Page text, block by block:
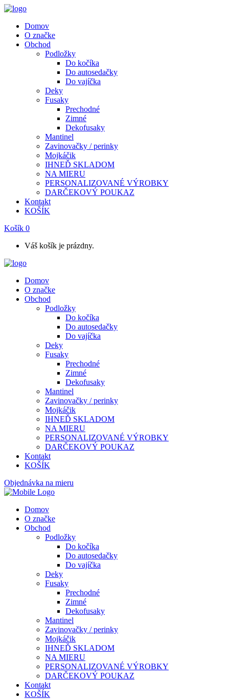
Domov
O značke
Obchod
Podložky
Do kočíka
Do autosedačky
Do vajíčka
Deky
Fusaky
Prechodné
Zimné
Dekofusaky
Mantinel
Zavinovačky / perinky
Mojkáčik
IHNEĎ SKLADOM
NA MIERU
PERSONALIZOVANÉ VÝROBKY
DARČEKOVÝ POUKAZ
Kontakt
KOŠÍK
Košík 0
Váš košík je prázdny.
Domov
O značke
Obchod
Podložky
Do kočíka
Do autosedačky
Do vajíčka
Deky
Fusaky
Prechodné
Zimné
Dekofusaky
Mantinel
Zavinovačky / perinky
Mojkáčik
IHNEĎ SKLADOM
NA MIERU
PERSONALIZOVANÉ VÝROBKY
DARČEKOVÝ POUKAZ
Kontakt
KOŠÍK
Objednávka na mieru
Domov
O značke
Obchod
Podložky
Do kočíka
Do autosedačky
Do vajíčka
Deky
Fusaky
Prechodné
Zimné
Dekofusaky
Mantinel
Zavinovačky / perinky
Mojkáčik
IHNEĎ SKLADOM
NA MIERU
PERSONALIZOVANÉ VÝROBKY
DARČEKOVÝ POUKAZ
Kontakt
KOŠÍK